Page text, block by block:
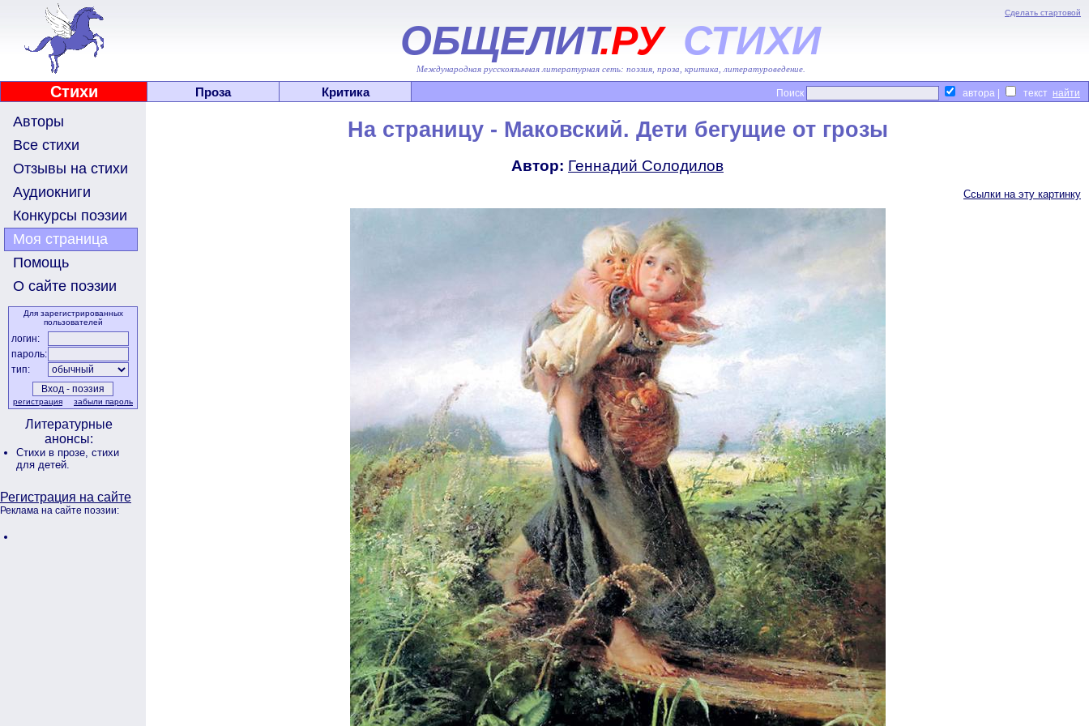
Сделать стартовой
ОБЩЕЛИТ.РУ СТИХИ
Международная русскоязычная литературная сеть: поэзия, проза, критика, литературоведение.
Стихи Проза Критика Поиск автора | текст
Авторы
Все стихи
Отзывы на стихи
Аудиокниги
Конкурсы поэзии
Моя страница
Помощь
О сайте поэзии
Для зарегистрированных
пользователей
логин:
пароль:
тип:
регистрация забыли пароль
Литературные
анонсы:
Стихи в прозе, стихи
для детей.
Регистрация на сайте
Реклама на сайте поэзии:
На страницу - Маковский. Дети бегущие от грозы
Автор: Геннадий Солодилов
Ссылки на эту картинку